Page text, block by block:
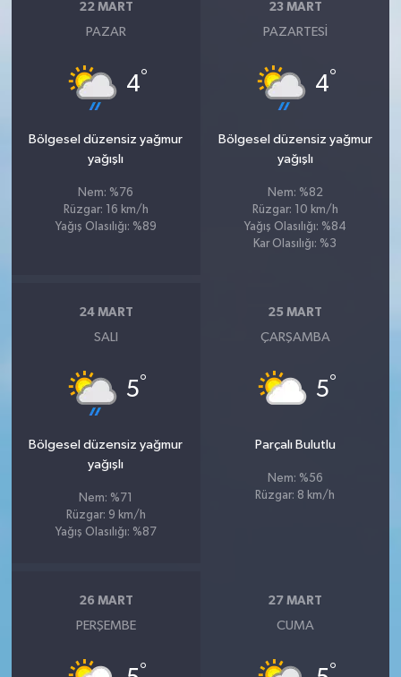
22 MART
PAZAR
4°
Bölgesel düzensiz yağmur
yağışlı
Nem: %76
Rüzgar: 16 km/h
Yağış Olasılığı: %89
23 MART
PAZARTESI
4°
Bölgesel düzensiz yağmur
yağışlı
Nem: %82
Rüzgar: 10 km/h
Yağış Olasılığı: %84
Kar Olasılığı: %3
24 MART
SALI
5°
Bölgesel düzensiz yağmur
yağışlı
Nem: %71
Rüzgar: 9 km/h
Yağış Olasılığı: %87
25 MART
ÇARŞAMBA
5°
Parçalı Bulutlu
Nem: %56
Rüzgar: 8 km/h
26 MART
PERŞEMBE
°
27 MART
CUMA
°